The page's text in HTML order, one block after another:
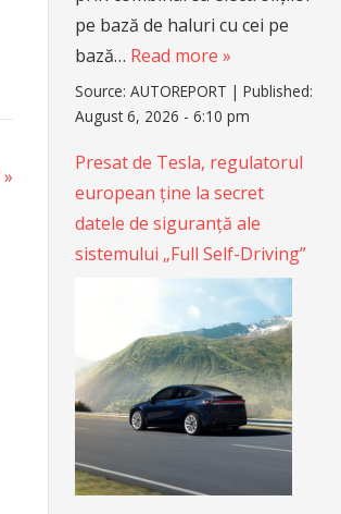
pe bază de haluri cu cei pe
bază… Read more »
Source:AUTOREPORT |Published:
August 6, 2026 - 6:10 pm
Presat de Tesla, regulatorul
european ține la secret
datele de siguranță ale
sistemului „Full Self-Driving”